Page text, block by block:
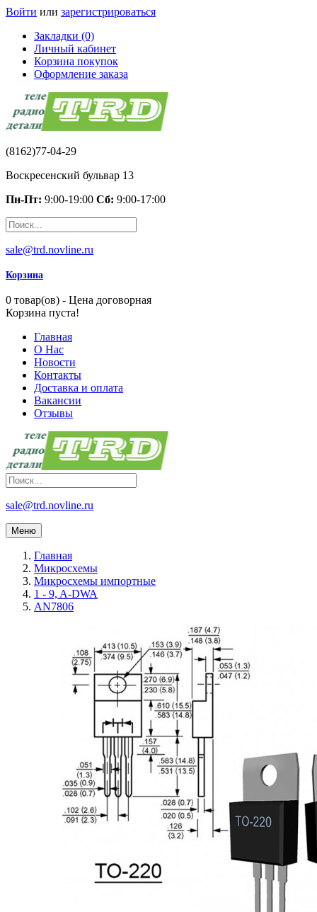
Войти или зарегистрироваться
Закладки (0)
Личный кабинет
Корзина покупок
Оформление заказа
(8162)77-04-29
Воскресенский бульвар 13
Пн-Пт: 9:00-19:00 Сб: 9:00-17:00
sale@trd.novline.ru
Корзина
0 товар(ов) - Цена договорная
Корзина пуста!
Главная
О Нас
Новости
Контакты
Доставка и оплата
Вакансии
Отзывы
sale@trd.novline.ru
Меню
Главная
Микросхемы
Микросхемы импортные
1 - 9, A-DWA
AN7806